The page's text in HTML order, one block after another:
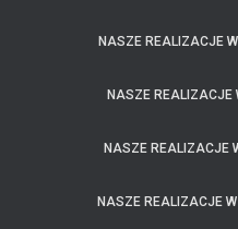
NASZE REALIZACJE
NASZE REALIZACJE
NASZE REALIZACJE
NASZE REALIZACJE